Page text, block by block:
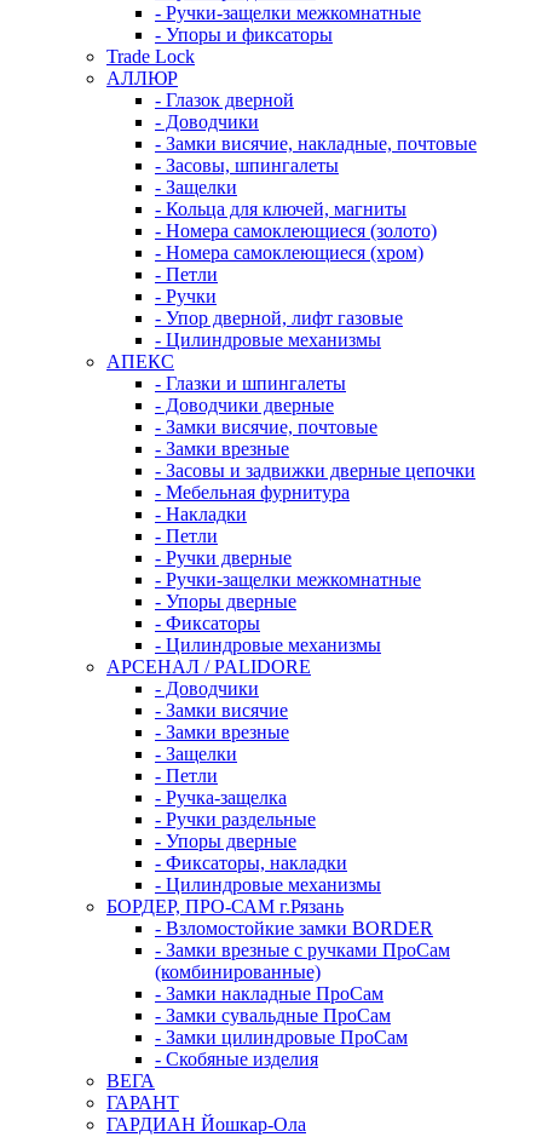
- Ручки-защелки межкомнатные
- Упоры и фиксаторы
Trade Lock
АЛЛЮР
- Глазок дверной
- Доводчики
- Замки висячие, накладные, почтовые
- Засовы, шпингалеты
- Защелки
- Кольца для ключей, магниты
- Номера самоклеющиеся (золото)
- Номера самоклеющиеся (хром)
- Петли
- Ручки
- Упор дверной, лифт газовые
- Цилиндровые механизмы
АПЕКС
- Глазки и шпингалеты
- Доводчики дверные
- Замки висячие, почтовые
- Замки врезные
- Засовы и задвижки дверные цепочки
- Мебельная фурнитура
- Накладки
- Петли
- Ручки дверные
- Ручки-защелки межкомнатные
- Упоры дверные
- Фиксаторы
- Цилиндровые механизмы
АРСЕНАЛ / PALIDORE
- Доводчики
- Замки висячие
- Замки врезные
- Защелки
- Петли
- Ручка-защелка
- Ручки раздельные
- Упоры дверные
- Фиксаторы, накладки
- Цилиндровые механизмы
БОРДЕР, ПРО-САМ г.Рязань
- Взломостойкие замки BORDER
- Замки врезные с ручками ПроСам
(комбинированные)
- Замки накладные ПроСам
- Замки сувальдные ПроСам
- Замки цилиндровые ПроСам
- Скобяные изделия
ВЕГА
ГАРАНТ
ГАРДИАН Йошкар-Ола